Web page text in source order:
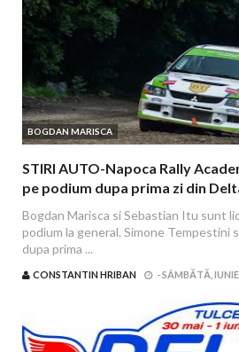
BOGDAN MARISCA
STIRI AUTO-Napoca Rally
pe podium dupa prima zi din
Bogdan Marisca si Sebastian Itu sunt
podium la general. Simone Tempestini
dupa prima ...
CONSTANTIN HRIBAN -SÂMBĂTĂ,